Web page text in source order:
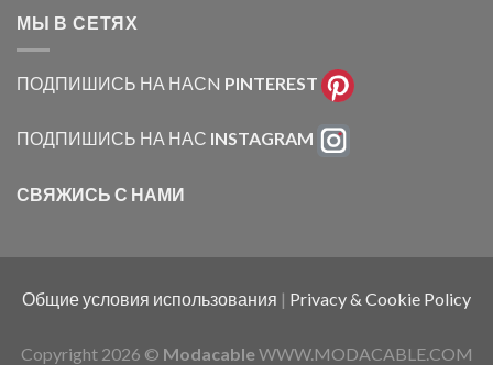
МЫ В СЕТЯХ
ПОДПИШИСЬ НА НАСN PINTEREST
ПОДПИШИСЬ НА НАС INSTAGRAM
СВЯЖИСЬ С НАМИ
Общие условия использования | Privacy & Cookie Policy
Copyright 2026 © ModacableWWW.MODACABLE.COM